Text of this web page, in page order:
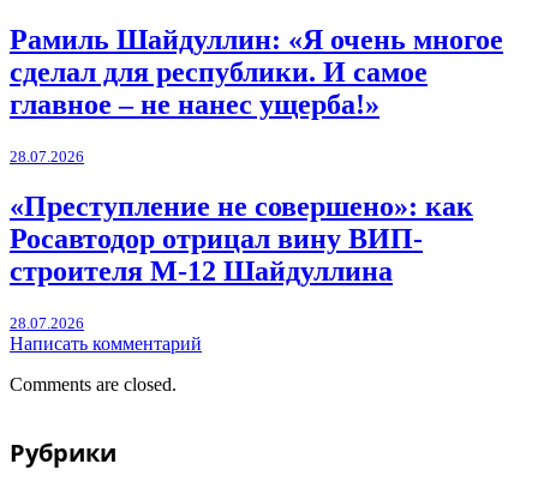
Рамиль Шайдуллин: «Я очень многое
сделал для республики. И самое
главное – не нанес ущерба!»
28.07.2026
«Преступление не совершено»: как
Росавтодор отрицал вину ВИП-
строителя М-12 Шайдуллина
28.07.2026
Написать комментарий
Comments are closed.
Рубрики